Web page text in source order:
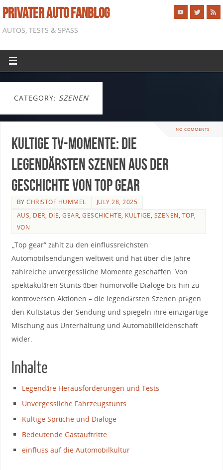
PRIVATER AUTO FANBLOG
AUTOS, TESTS & SPASS
CATEGORY: SZENEN
NO COMMENTS
Kultige TV-Momente: Die
legendärsten Szenen aus der
Geschichte von Top Gear
BYCHRISTOF HUMMEL
JULY 28, 2025
AUS, DER, DIE,GEAR,GESCHICHTE, KULTIGE, SZENEN, TOP,
VON
„Top gear” zählt zu den einflussreichsten
Automobilsendungen weltweit und hat über die Jahre
zahlreiche unvergessliche Momente geschaffen. Von
spektakulären‍ Stunts​ über humorvolle Dialoge bis hin zu​
kontroversen ⁣Aktionen – die legendärsten⁣ Szenen ​prägen
den ‍Kultstatus der Sendung ⁤und spiegeln ihre einzigartige
‍Mischung aus Unterhaltung und Automobilleidenschaft
wider.
Inhalte
Legendäre⁢ Herausforderungen und ⁤Tests
Unvergessliche Fahrzeugstunts
Kultige⁣ Sprüche und Dialoge
Bedeutende Gastauftritte
einfluss auf die Automobilkultur